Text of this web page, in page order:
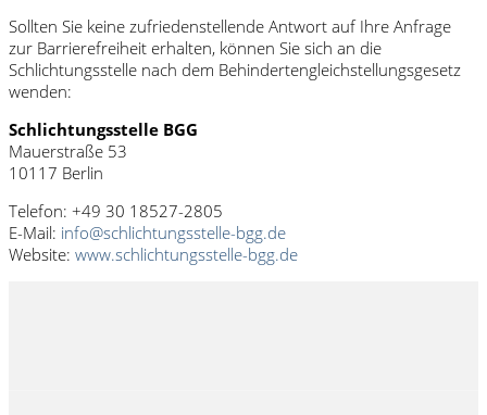
Sollten Sie keine zufriedenstellende Antwort auf Ihre Anfrage
zur Barrierefreiheit erhalten, können Sie sich an die
Schlichtungsstelle nach dem Behindertengleichstellungsgesetz
wenden:
Schlichtungsstelle BGG
Mauerstraße 53
10117 Berlin
Telefon: +49 30 18527-2805
E-Mail: info@schlichtungsstelle-bgg.de
Website: www.schlichtungsstelle-bgg.de